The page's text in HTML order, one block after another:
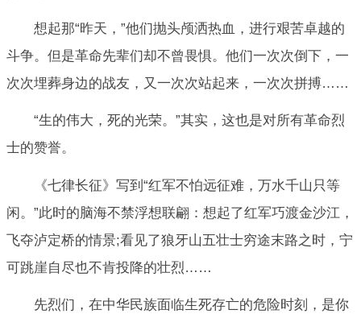
想起那“昨天，”他们抛头颅洒热血，进行艰苦卓越的
斗争。但是革命先辈们却不曾畏惧。他们一次次倒下，一
次次埋葬身边的战友，又一次次站起来，一次次拼搏……
“生的伟大，死的光荣。”其实，这也是对所有革命烈
士的赞誉。
《七律长征》写到“红军不怕远征难，万水千山只等
闲。”此时的脑海不禁浮想联翩：想起了红军巧渡金沙江，
飞夺泸定桥的情景;看见了狼牙山五壮士穷途末路之时，宁
可跳崖自尽也不肯投降的壮烈……
先烈们，在中华民族面临生死存亡的危险时刻，是你